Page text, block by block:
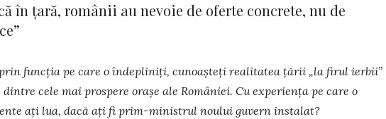
în țară, românii au nevoie de oferte concrete, nu de
funcția pe care o îndepliniți, cunoașteți realitatea țării „la firul ierbii”
cele mai pros­pere orașe ale României. Cu experiența pe care o
ați lua, dacă ați fi prim-ministrul noului guvern instalat?